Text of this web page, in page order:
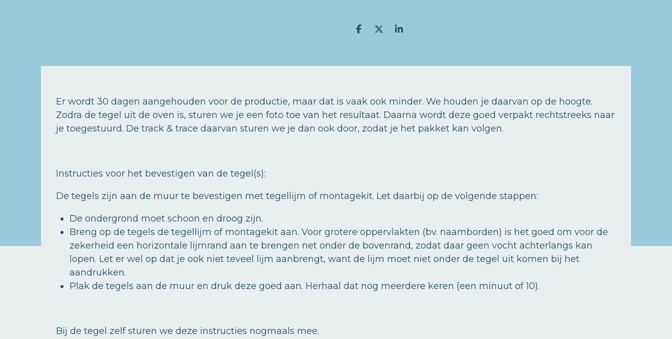
D
n
D
S
e
Er wordt 30 dagen aangehouden voor de productie, maar dat is vaak ook minder. We houden je daarvan op de hoogte.
Zodra de tegel uit de oven is, sturen we je een foto toe van het resultaat. Daarna wordt deze goed verpakt rechtstreeks naar
je toegestuurd. De track & trace daarvan sturen we je dan ook door, zodat je het pakket kan volgen.
Instructies voor het bevestigen van de tegel(s):
De tegels zijn aan de muur te bevestigen met tegellijm of montagekit. Let daarbij op de volgende stappen:
De ondergrond moet schoon en droog zijn.
Breng op de tegels de tegellijm of montagekit aan. Voor grotere oppervlakten (bv. naamborden) is het goed om voor de
zekerheid een horizontale lijmrand aan te brengen net onder de bovenrand, zodat daar geen vocht achterlangs kan
lopen. Let er wel op dat je ook niet teveel lijm aanbrengt, want de lijm moet niet onder de tegel uit komen bij het
aandrukken.
Plak de tegels aan de muur en druk deze goed aan. Herhaal dat nog meerdere keren (een minuut of 10).
Bij de tegel zelf sturen we deze instructies nogmaals mee.